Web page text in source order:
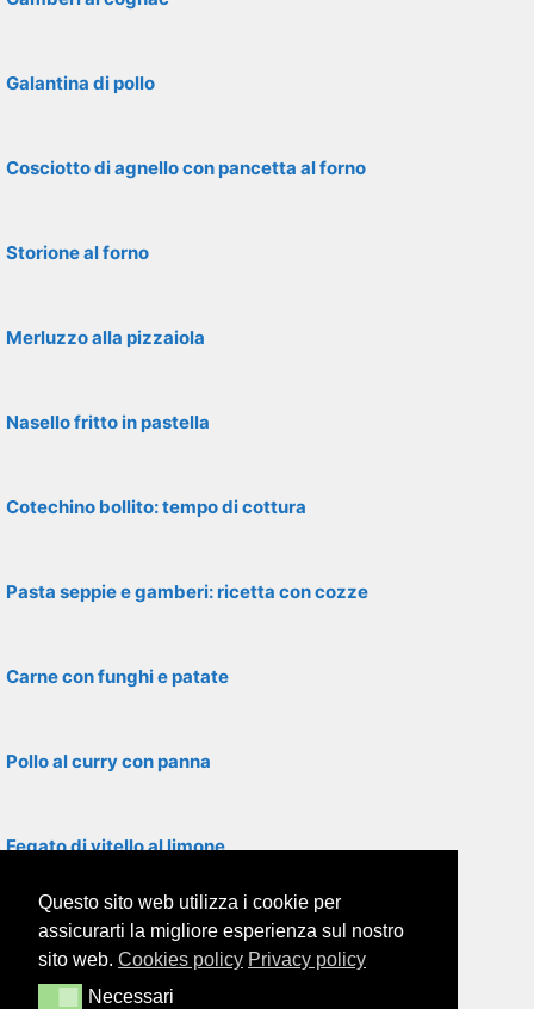
Galantina di pollo
Cosciotto di agnello con pancetta al forno
Storione al forno
Merluzzo alla pizzaiola
Nasello fritto in pastella
Cotechino bollito: tempo di cottura
Pasta seppie e gamberi: ricetta con cozze
Carne con funghi e patate
Pollo al curry con panna
Fegato di vitello al limone
Filetti di rombo con asparagi
Questo sito web utilizza i cookie per
assicurarti la migliore esperienza sul nostro
sito web. Cookies policy Privacy policy
NecessariNecessari